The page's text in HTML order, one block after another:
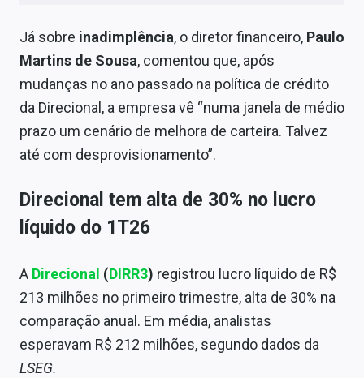
Já sobre inadimplência, o diretor financeiro, Paulo
Martins de Sousa, comentou que, após
mudanças no ano passado na política de crédito
da Direcional, a empresa vê “numa janela de médio
prazo um cenário de melhora de carteira. Talvez
até com desprovisionamento”.
Direcional tem alta de 30% no lucro
líquido do 1T26
A Direcional (DIRR3) registrou lucro líquido de R$
213 milhões no primeiro trimestre, alta de 30% na
comparação anual. Em média, analistas
esperavam R$ 212 milhões, segundo dados da
LSEG.